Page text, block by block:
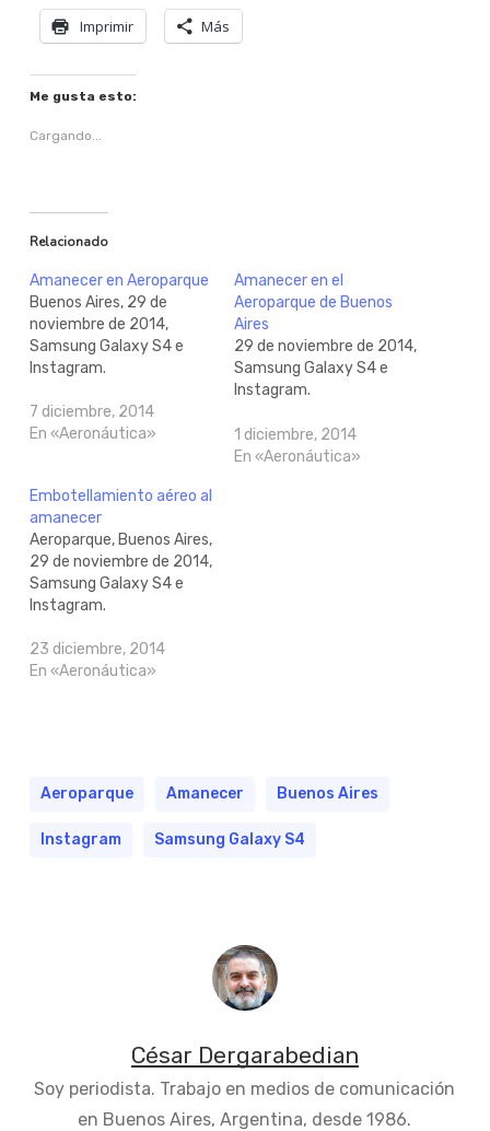
Imprimir Más
Me gusta esto:
Cargando...
Relacionado
Amanecer en Aeroparque
Buenos Aires, 29 de
noviembre de 2014,
Samsung Galaxy S4 e
Instagram.
7 diciembre, 2014
En «Aeronáutica»
Amanecer en el
Aeroparque de Buenos
Aires
29 de noviembre de 2014,
Samsung Galaxy S4 e
Instagram.
1 diciembre, 2014
En «Aeronáutica»
Embotellamiento aéreo al
amanecer
Aeroparque, Buenos Aires,
29 de noviembre de 2014,
Samsung Galaxy S4 e
Instagram.
23 diciembre, 2014
En «Aeronáutica»
Aeroparque Amanecer Buenos Aires
Instagram Samsung Galaxy S4
César Dergarabedian
Soy periodista. Trabajo en medios de comunicación
en Buenos Aires, Argentina, desde 1986.